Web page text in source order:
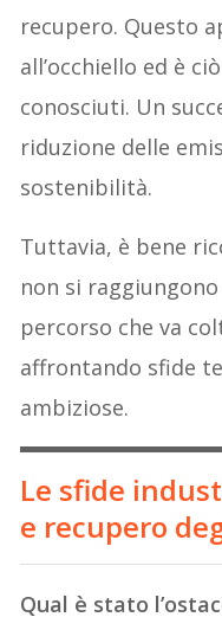
recupero. Questo
all’occhiello ed è
conosciuti. Un
riduzione delle
sostenibilità.
Tuttavia, è bene
non si
percorso che va
affrontando sfide
ambiziose.
Le sfide
e recupero
Qual è stato